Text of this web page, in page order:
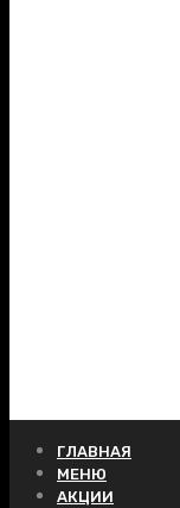
ГЛАВНАЯ
МЕНЮ
АКЦИИ